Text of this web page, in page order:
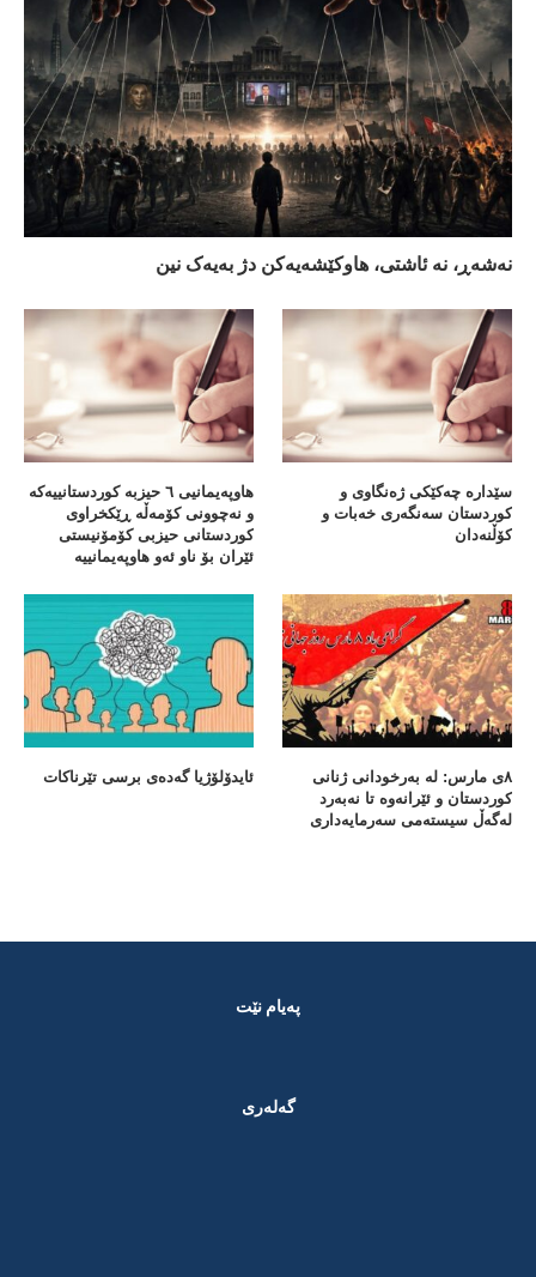
نەشەڕ، نە ئاشتی، هاوکێشەیەکن دژ بەیەک نین
سێدارە چەکێکی ژەنگاوی و
کوردستان سەنگەری خەبات و
کۆڵنەدان
هاوپەیمانیی ٦ حیزبە کوردستانییەکە
و نەچوونی کۆمەڵە ڕێکخراوی
کوردستانی حیزبی کۆمۆنیستی
ئێران بۆ ناو ئەو هاوپەیمانییە
٨ی مارس: لە بەرخودانی ژنانی
کوردستان و ئێرانەوە تا نەبەرد
لەگەڵ سیستەمی سەرمایەداری
ئایدۆلۆژیا گەدەی برسی تێرناکات
پەیام نێت
گەلەری